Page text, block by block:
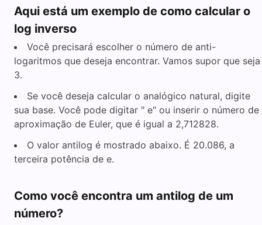
Aqui está um exemplo de como calcular o
log inverso
Você precisará escolher o número de anti-
logaritmos que deseja encontrar. Vamos supor que seja
3.
Se você deseja calcular o analógico natural, digite
sua base. Você pode digitar " e" ou inserir o número de
aproximação de Euler, que é igual a 2,712828.
O valor antilog é mostrado abaixo. É 20.086, a
terceira potência de e.
Como você encontra um antilog de um
número?